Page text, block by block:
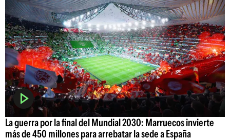
La guerra por la final del Mundial 2030: Marruecos invierte
más de 450 millones para arrebatar la sede a España